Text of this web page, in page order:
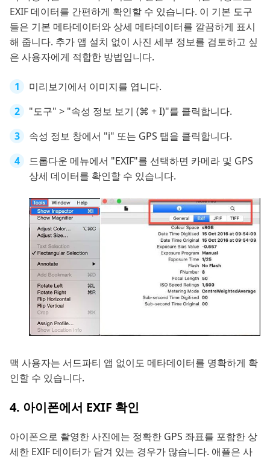
EXIF 데이터를 간편하게 확인할 수 있습니다. 이 기본 도구
들은 기본 메타데이터와 상세 메타데이터를 깔끔하게 표시
해 줍니다. 추가 앱 설치 없이 사진 세부 정보를 검토하고 싶
은 사용자에게 적합한 방법입니다.
미리보기에서 이미지를 엽니다.
"도구" > "속성 정보 보기 (⌘ + I)"를 클릭합니다.
속성 정보 창에서 "i" 또는 GPS 탭을 클릭합니다.
드롭다운 메뉴에서 "EXIF"를 선택하면 카메라 및 GPS
상세 데이터를 확인할 수 있습니다.
맥 사용자는 서드파티 앱 없이도 메타데이터를 명확하게 확
인할 수 있습니다.
4. 아이폰에서 EXIF 확인
아이폰으로 촬영한 사진에는 정확한 GPS 좌표를 포함한 상
세한 EXIF 데이터가 담겨 있는 경우가 많습니다. 애플은 사